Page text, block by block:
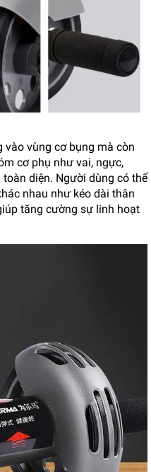
vào vùng cơ bụng mà còn
cơ phụ như vai, ngực,
diện. Người dùng có thể
nhau như kéo dài thân
tăng cường sự linh hoạt